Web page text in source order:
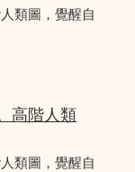
類圖，覺醒自
高階人類
類圖，覺醒自